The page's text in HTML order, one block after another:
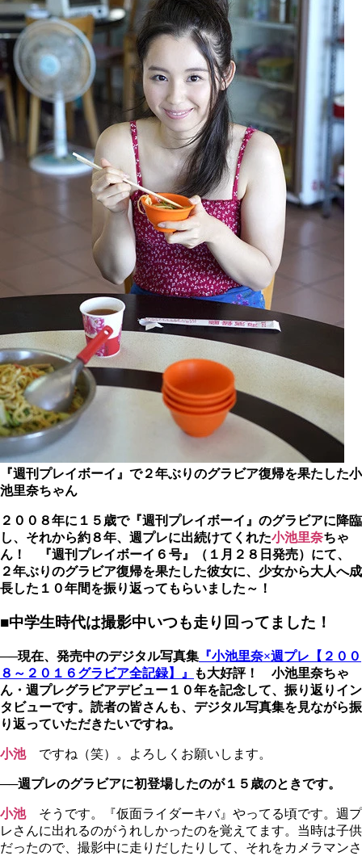
『週刊プレイボーイ』で２年ぶりのグラビア復帰を果たした小
池里奈ちゃん
２００８年に１５歳で『週刊プレイボーイ』 のグラビアに降臨
し、それから約８年、週プレに出続けてくれた小池里奈ちゃ
ん！
『週刊プレイボーイ ６号 』（１月２８日発売） にて、
２年ぶりのグラビア復帰を果たした彼女に、少女から大人へ成
長した１０年間を振り返ってもらいました～！
■中学生時代は撮影中いつも走り回ってました！
──現在、発売中のデジタル写真集 『小池里奈×週プレ【２００
８～２０１６グラビア全記録】』
も大好評！ 小池里奈ちゃ
ん・週プレグラビアデビュー１０年を記念して、振り返りイン
タビューです。読者の皆さんも、デジタル写真集を見ながら振
り返っていただきたいですね。
小池ですね（笑）。よろしくお願いします。
──週プレのグラビアに初登場したのが１５歳のときです。
小池そうです。『仮面ライダーキバ』やってる頃です。週プ
レさんに出れるのがうれしかったのを覚えてます。当時は子供
だったので、撮影中に走りだしたりして、それをカメラマンさ